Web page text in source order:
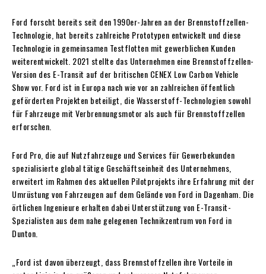
Ford forscht bereits seit den 1990er-Jahren an der Brennstoffzellen-
Technologie, hat bereits zahlreiche Prototypen entwickelt und diese
Technologie in gemeinsamen Testflotten mit gewerblichen Kunden
weiterentwickelt. 2021 stellte das Unternehmen eine Brennstoffzellen-
Version des E-Transit auf der britischen CENEX Low Carbon Vehicle
Show vor. Ford ist in Europa nach wie vor an zahlreichen öffentlich
geförderten Projekten beteiligt, die Wasserstoff-Technologien sowohl
für Fahrzeuge mit Verbrennungsmotor als auch für Brennstoffzellen
erforschen.
Ford Pro, die auf Nutzfahrzeuge und Services für Gewerbekunden
spezialisierte global tätige Geschäftseinheit des Unternehmens,
erweitert im Rahmen des aktuellen Pilotprojekts ihre Erfahrung mit der
Umrüstung von Fahrzeugen auf dem Gelände von Ford in Dagenham. Die
örtlichen Ingenieure erhalten dabei Unterstützung von E-Transit-
Spezialisten aus dem nahe gelegenen Technikzentrum von Ford in
Dunton.
„Ford ist davon überzeugt, dass Brennstoffzellen ihre Vorteile in